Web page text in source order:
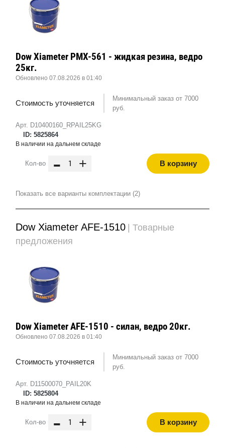
Арт. D10400160_RPAIL25KG
ID: 5825864
Dow Xiameter PMX-561 - жидкая резина, ведро
25кг.
Обновлено 07.08.2026 в 01:40
Стоимость уточняется
Минимальный заказ от 7000
руб.
В наличии на дальнем складе
Кол-во - + В корзину
Показать все варианты комплектации (2)
Dow Xiameter AFE-1510
| Товарные
предложения
Арт. D11500070_PAIL20K
ID: 5825804
Dow Xiameter AFE-1510 - силан, ведро 20кг.
Обновлено 07.08.2026 в 01:40
Стоимость уточняется
Минимальный заказ от 7000
руб.
В наличии на дальнем складе
Кол-во - + В корзину